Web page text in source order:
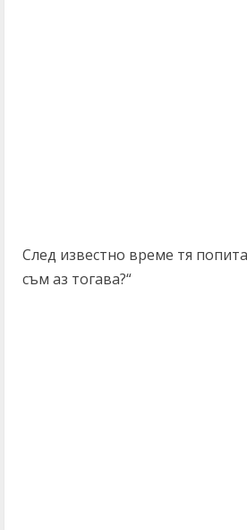
След известно време тя
съм аз тогава?“